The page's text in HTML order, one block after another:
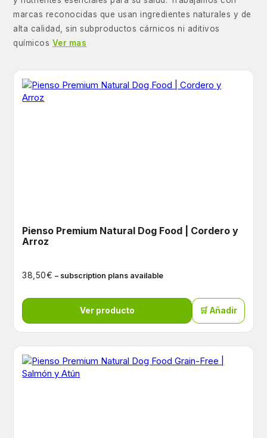
marcas reconocidas que usan ingredientes naturales y de
alta calidad, sin subproductos cárnicos ni aditivos
químicos Ver mas
Pienso Premium Natural Dog Food | Cordero y
Arroz
38,50€ – subscription plans available
Ver producto 🛒 Añadir